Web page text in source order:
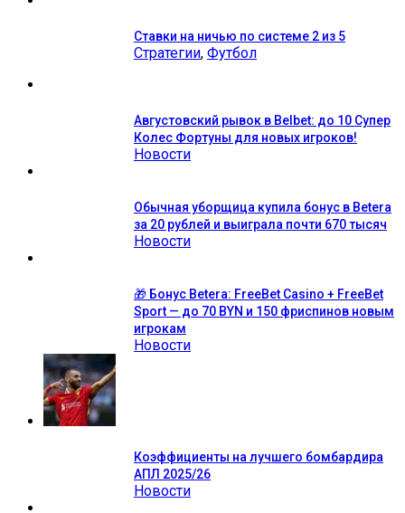
Ставки на ничью по системе 2 из 5
Стратегии, Футбол
Августовский рывок в Belbet: до 10 Супер
Колес Фортуны для новых игроков!
Новости
Обычная уборщица купила бонус в Betera
за 20 рублей и выиграла почти 670 тысяч
Новости
🎁 Бонус Betera: FreeBet Casino + FreeBet
Sport — до 70 BYN и 150 фриспинов новым
игрокам
Новости
Коэффициенты на лучшего бомбардира
АПЛ 2025/26
Новости